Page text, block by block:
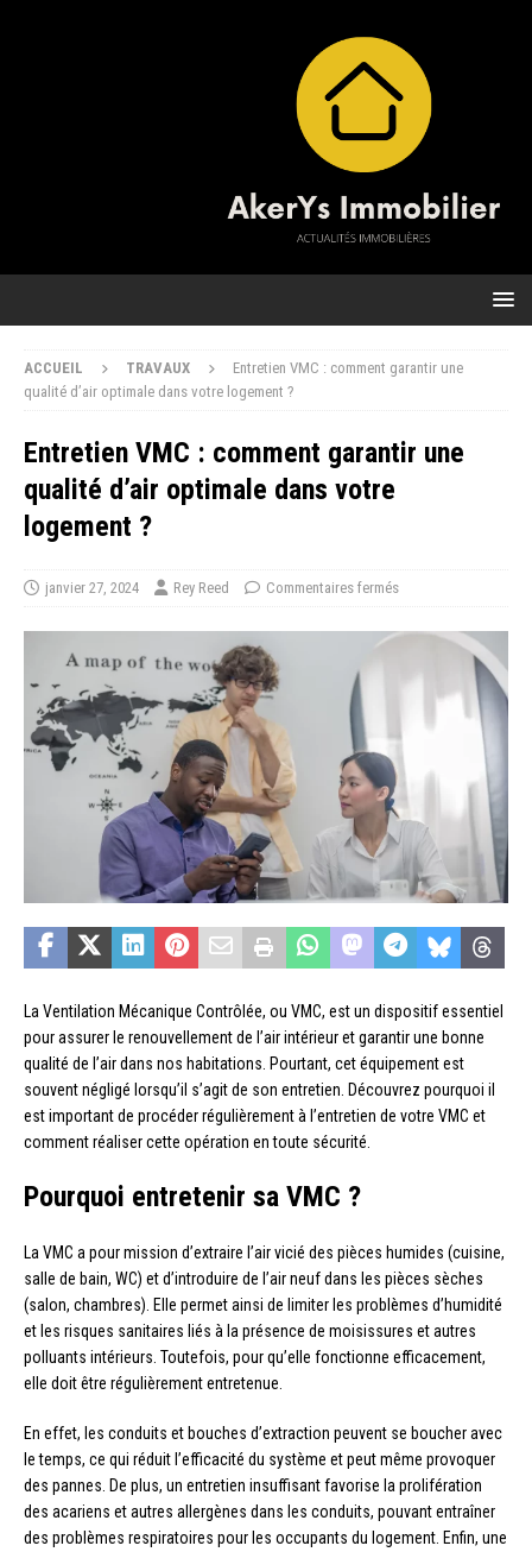
ACCUEIL TRAVAUX
Entretien VMC : comment garantir une
qualité d’air optimale dans votre logement ?
Entretien VMC : comment garantir une
qualité d’air optimale dans votre
logement ?
janvier 27, 2024 Rey Reed Commentaires fermés
La Ventilation Mécanique Contrôlée, ou VMC, est un dispositif essentiel
pour assurer le renouvellement de l’air intérieur et garantir une bonne
qualité de l’air dans nos habitations. Pourtant, cet équipement est
souvent négligé lorsqu’il s’agit de son entretien. Découvrez pourquoi il
est important de procéder régulièrement à l’entretien de votre VMC et
comment réaliser cette opération en toute sécurité.
Pourquoi entretenir sa VMC ?
La VMC a pour mission d’extraire l’air vicié des pièces humides (cuisine,
salle de bain, WC) et d’introduire de l’air neuf dans les pièces sèches
(salon, chambres). Elle permet ainsi de limiter les problèmes d’humidité
et les risques sanitaires liés à la présence de moisissures et autres
polluants intérieurs. Toutefois, pour qu’elle fonctionne efficacement,
elle doit être régulièrement entretenue.
En effet, les conduits et bouches d’extraction peuvent se boucher avec
le temps, ce qui réduit l’efficacité du système et peut même provoquer
des pannes. De plus, un entretien insuffisant favorise la prolifération
des acariens et autres allergènes dans les conduits, pouvant entraîner
des problèmes respiratoires pour les occupants du logement. Enfin, une